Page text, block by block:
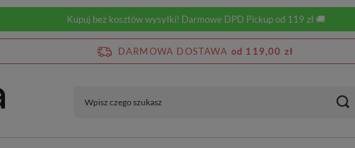
Kupuj bez kosztów wysyłki! Darmowe DPD Pickup od 119 zł 🚚
DARMOWA DOSTAWA od 119,00 zł